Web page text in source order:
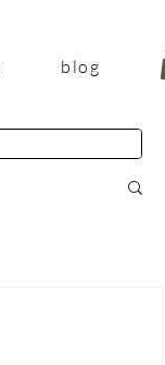
blog